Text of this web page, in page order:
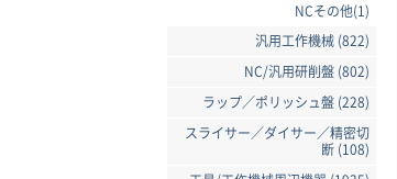
NCその他(1)
汎用工作機械 (822)
NC/汎用研削盤 (802)
ラップ／ポリッシュ盤 (228)
スライサー／ダイサー／精密切
断 (108)